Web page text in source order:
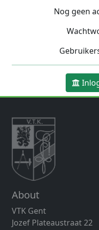
Nog geen
About
VTK Gent
Jozef Plateaustraat 22